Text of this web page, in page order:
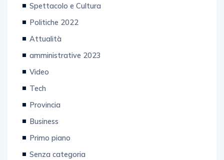
Spettacolo e Cultura
Politiche 2022
Attualità
amministrative 2023
Video
Tech
Provincia
Business
Primo piano
Senza categoria